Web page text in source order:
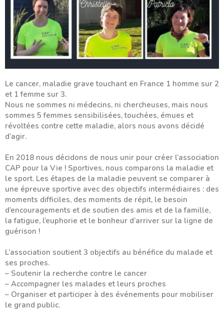
Le cancer, maladie grave touchant en France 1 homme sur 2
et 1 femme sur 3.
Nous ne sommes ni médecins, ni chercheuses, mais nous
sommes 5 femmes sensibilisées, touchées, émues et
révoltées contre cette maladie, alors nous avons décidé
d’agir.
En 2018 nous décidons de nous unir pour créer l’association
CAP pour la Vie ! Sportives, nous comparons la maladie et
le sport. Les étapes de la maladie peuvent se comparer à
une épreuve sportive avec des objectifs intermédiaires : des
moments difficiles, des moments de répit, le besoin
d’encouragements et de soutien des amis et de la famille,
la fatigue, l’euphorie et le bonheur d’arriver sur la ligne de
guérison !
L’association soutient 3 objectifs au bénéfice du malade et
ses proches.
– Soutenir la recherche contre le cancer
– Accompagner les malades et leurs proches
– Organiser et participer à des événements pour mobiliser
le grand public.